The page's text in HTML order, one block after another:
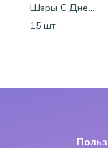
Шары С Днем Рождения
15 шт.